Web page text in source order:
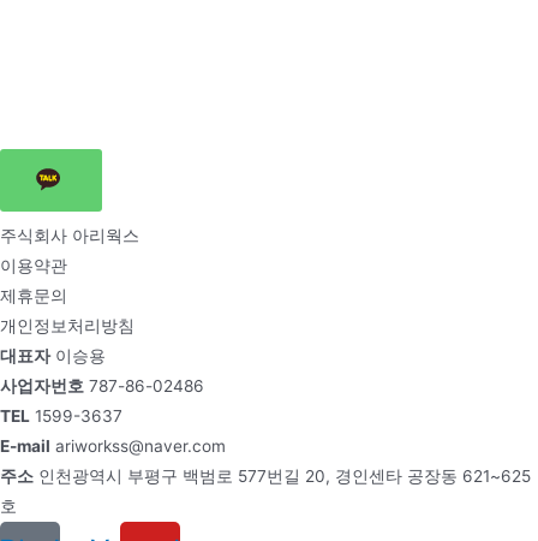
주식회사 아리웍스
이용약관
제휴문의
개인정보처리방침
대표자이승용
사업자번호 787-86-02486
TEL 1599-3637
E-mail ariworkss@naver.com
주소 인천광역시 부평구 백범로 577번길 20, 경인센타 공장동 621~625
호